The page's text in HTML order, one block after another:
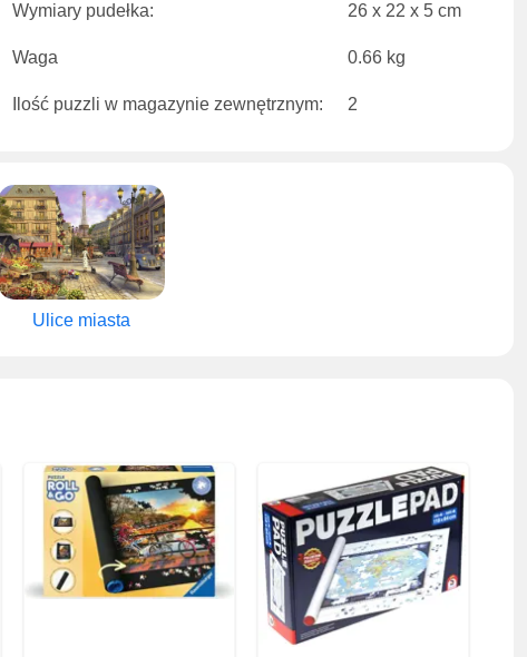
Wymiary pudełka: 26 x 22 x 5 cm
Waga 0.66 kg
Ilość puzzli w magazynie zewnętrznym: 2
Ulice miasta